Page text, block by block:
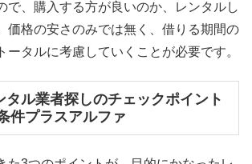
で、購入する方が良いのか、レンタルし
価格の安さのみでは無く、借りる期間の
ータルに考慮していくことが必要です。
タル業者探しのチェックポイント
件プラスアルファ